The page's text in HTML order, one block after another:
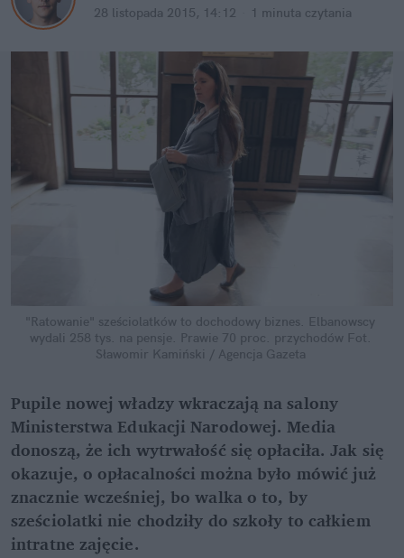
28 listopada 2015, 14:12 1 minuta czytania
"Ratowanie" sześciolatków to dochodowy biznes. Elbanowscy
wydali 258 tys. na pensje. Prawie 70 proc. przychodów Fot.
Sławomir Kamiński / Agencja Gazeta
Pupile nowej władzy wkraczają na salony
Ministerstwa Edukacji Narodowej. Media
donoszą, że ich wytrwałość się opłaciła. Jak się
okazuje, o opłacalności można było mówić już
znacznie wcześniej, bo walka o to, by
sześciolatki nie chodziły do szkoły to całkiem
intratne zajęcie.